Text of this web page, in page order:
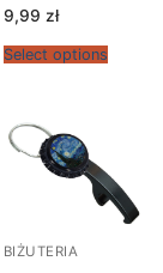
9,99 zł
Select options
BIŻUTERIA